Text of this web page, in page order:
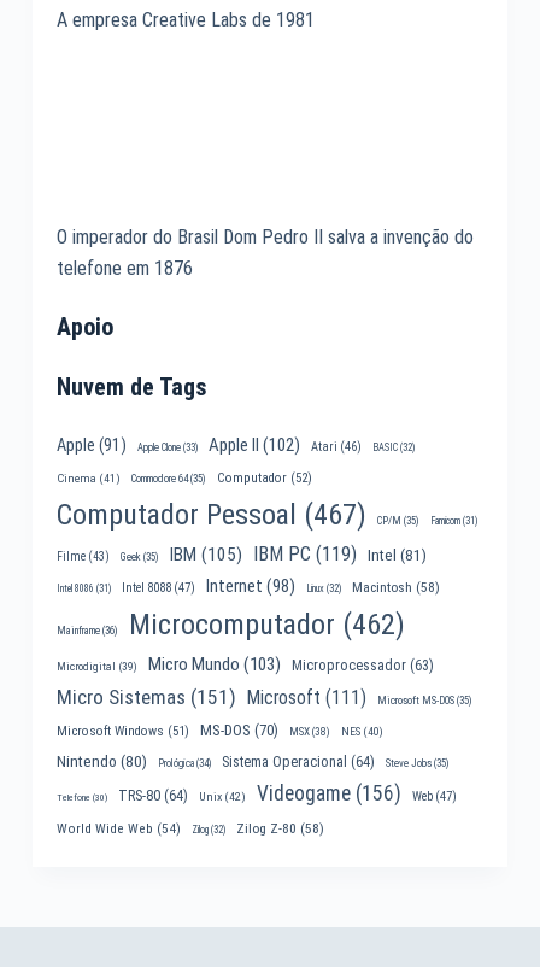
A empresa Creative Labs de 1981
O imperador do Brasil Dom Pedro II salva a invenção do
telefone em 1876
Apoio
Nuvem de Tags
Apple (91) Apple Clone(33) Apple II (102) Atari (46) BASIC(32)
Cinema (41) Commodore 64(35) Computador(52)
Computador Pessoal (467) CP/M (35) Famicom(31)
Filme(43) Geek(35) IBM (105) IBM PC (119) Intel (81)
Intel 8086 (31) Intel 8088(47) Internet (98) Linux(32) Macintosh (58)
Mainframe(36) Microcomputador (462)
Microdigital (39) Micro Mundo (103) Microprocessador(63)
Micro Sistemas (151) Microsoft (111) Microsoft MS-DOS(35)
Microsoft Windows (51) MS-DOS (70) MSX(38) NES(40)
Nintendo (80) Prológica(34) Sistema Operacional (64) Steve Jobs(35)
Telefone (30) TRS-80(64) Unix(42) Videogame(156) Web(47)
World Wide Web (54) Zilog(32) Zilog Z-80 (58)